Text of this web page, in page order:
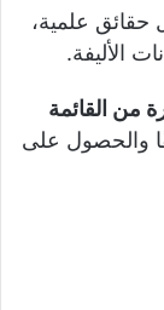
حقائق علمية،
الأليفة.
من القائمة
والحصول على